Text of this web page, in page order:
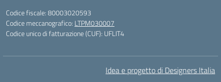
Codice fiscale: 80003020593
Codice meccanografico: LTPM030007
Codice unico di fatturazione (CUF): UFLIT4
Idea e progetto di Designers Italia